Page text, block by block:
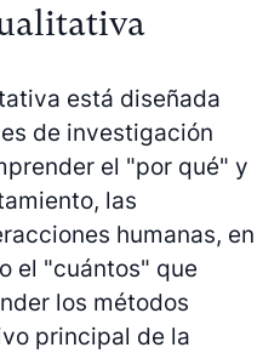
está diseñada
de investigación
el "por qué" y
las
humanas, en
el "cuántos" que
los métodos
principal de la